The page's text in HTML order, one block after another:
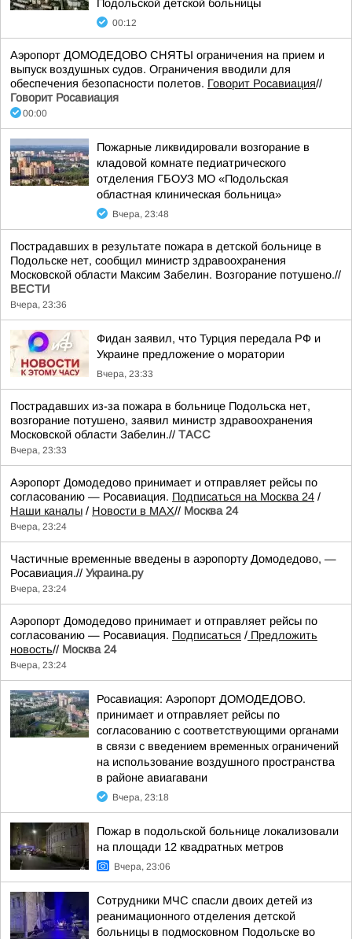
Подольской детской больницы
00:12
Аэропорт ДОМОДЕДОВО СНЯТЫ ограничения на прием и
выпуск воздушных судов. Ограничения вводили для
обеспечения безопасности полетов. Говорит Росавиация//
Говорит Росавиация
00:00
Пожарные ликвидировали возгорание в
кладовой комнате педиатрического
отделения ГБОУЗ МО «Подольская
областная клиническая больница»
Вчера, 23:48
Пострадавших в результате пожара в детской больнице в
Подольске нет, сообщил министр здравоохранения
Московской области Максим Забелин. Возгорание потушено.//
ВЕСТИ
Вчера, 23:36
Фидан заявил, что Турция передала РФ и
Украине предложение о моратории
Вчера, 23:33
Пострадавших из-за пожара в больнице Подольска нет,
возгорание потушено, заявил министр здравоохранения
Московской области Забелин.// ТАСС
Вчера, 23:33
Аэропорт Домодедово принимает и отправляет рейсы по
согласованию — Росавиация. Подписаться на Москва 24 /
Наши каналы / Новости в MAX// Москва 24
Вчера, 23:24
Частичные временные введены в аэропорту Домодедово, —
Росавиация.// Украина.ру
Вчера, 23:24
Аэропорт Домодедово принимает и отправляет рейсы по
согласованию — Росавиация. Подписаться / Предложить
новость// Москва 24
Вчера, 23:24
Росавиация: Аэропорт ДОМОДЕДОВО.
принимает и отправляет рейсы по
согласованию с соответствующими органами
в связи с введением временных ограничений
на использование воздушного пространства
в районе авиагавани
Вчера, 23:18
Пожар в подольской больнице локализовали
на площади 12 квадратных метров
Вчера, 23:06
Сотрудники МЧС спасли двоих детей из
реанимационного отделения детской
больницы в подмосковном Подольске во